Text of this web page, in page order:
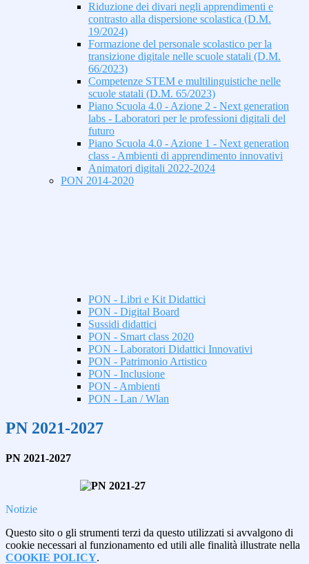
Riduzione dei divari negli apprendimenti e
contrasto alla dispersione scolastica (D.M.
19/2024)
Formazione del personale scolastico per la
transizione digitale nelle scuole statali (D.M.
66/2023)
Competenze STEM e multilinguistiche nelle
scuole statali (D.M. 65/2023)
Piano Scuola 4.0 - Azione 2 - Next generation
labs - Laboratori per le professioni digitali del
futuro
Piano Scuola 4.0 - Azione 1 - Next generation
class - Ambienti di apprendimento innovativi
Animatori digitali 2022-2024
PON 2014-2020
PON - Libri e Kit Didattici
PON - Digital Board
Sussidi didattici
PON - Smart class 2020
PON - Laboratori Didattici Innovativi
PON - Patrimonio Artistico
PON - Inclusione
PON - Ambienti
PON - Lan / Wlan
PN 2021-2027
PN 2021-2027
Notizie
Questo sito o gli strumenti terzi da questo utilizzati si avvalgono di
cookie necessari al funzionamento ed utili alle finalità illustrate nella
COOKIE POLICY.